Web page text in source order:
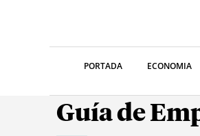
PORTADA ECONOMIA
Guía de